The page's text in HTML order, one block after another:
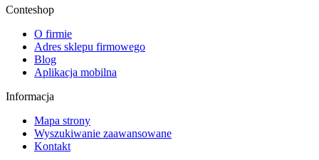
Conteshop
O firmie
Adres sklepu firmowego
Blog
Aplikacja mobilna
Informacja
Mapa strony
Wyszukiwanie zaawansowane
Kontakt